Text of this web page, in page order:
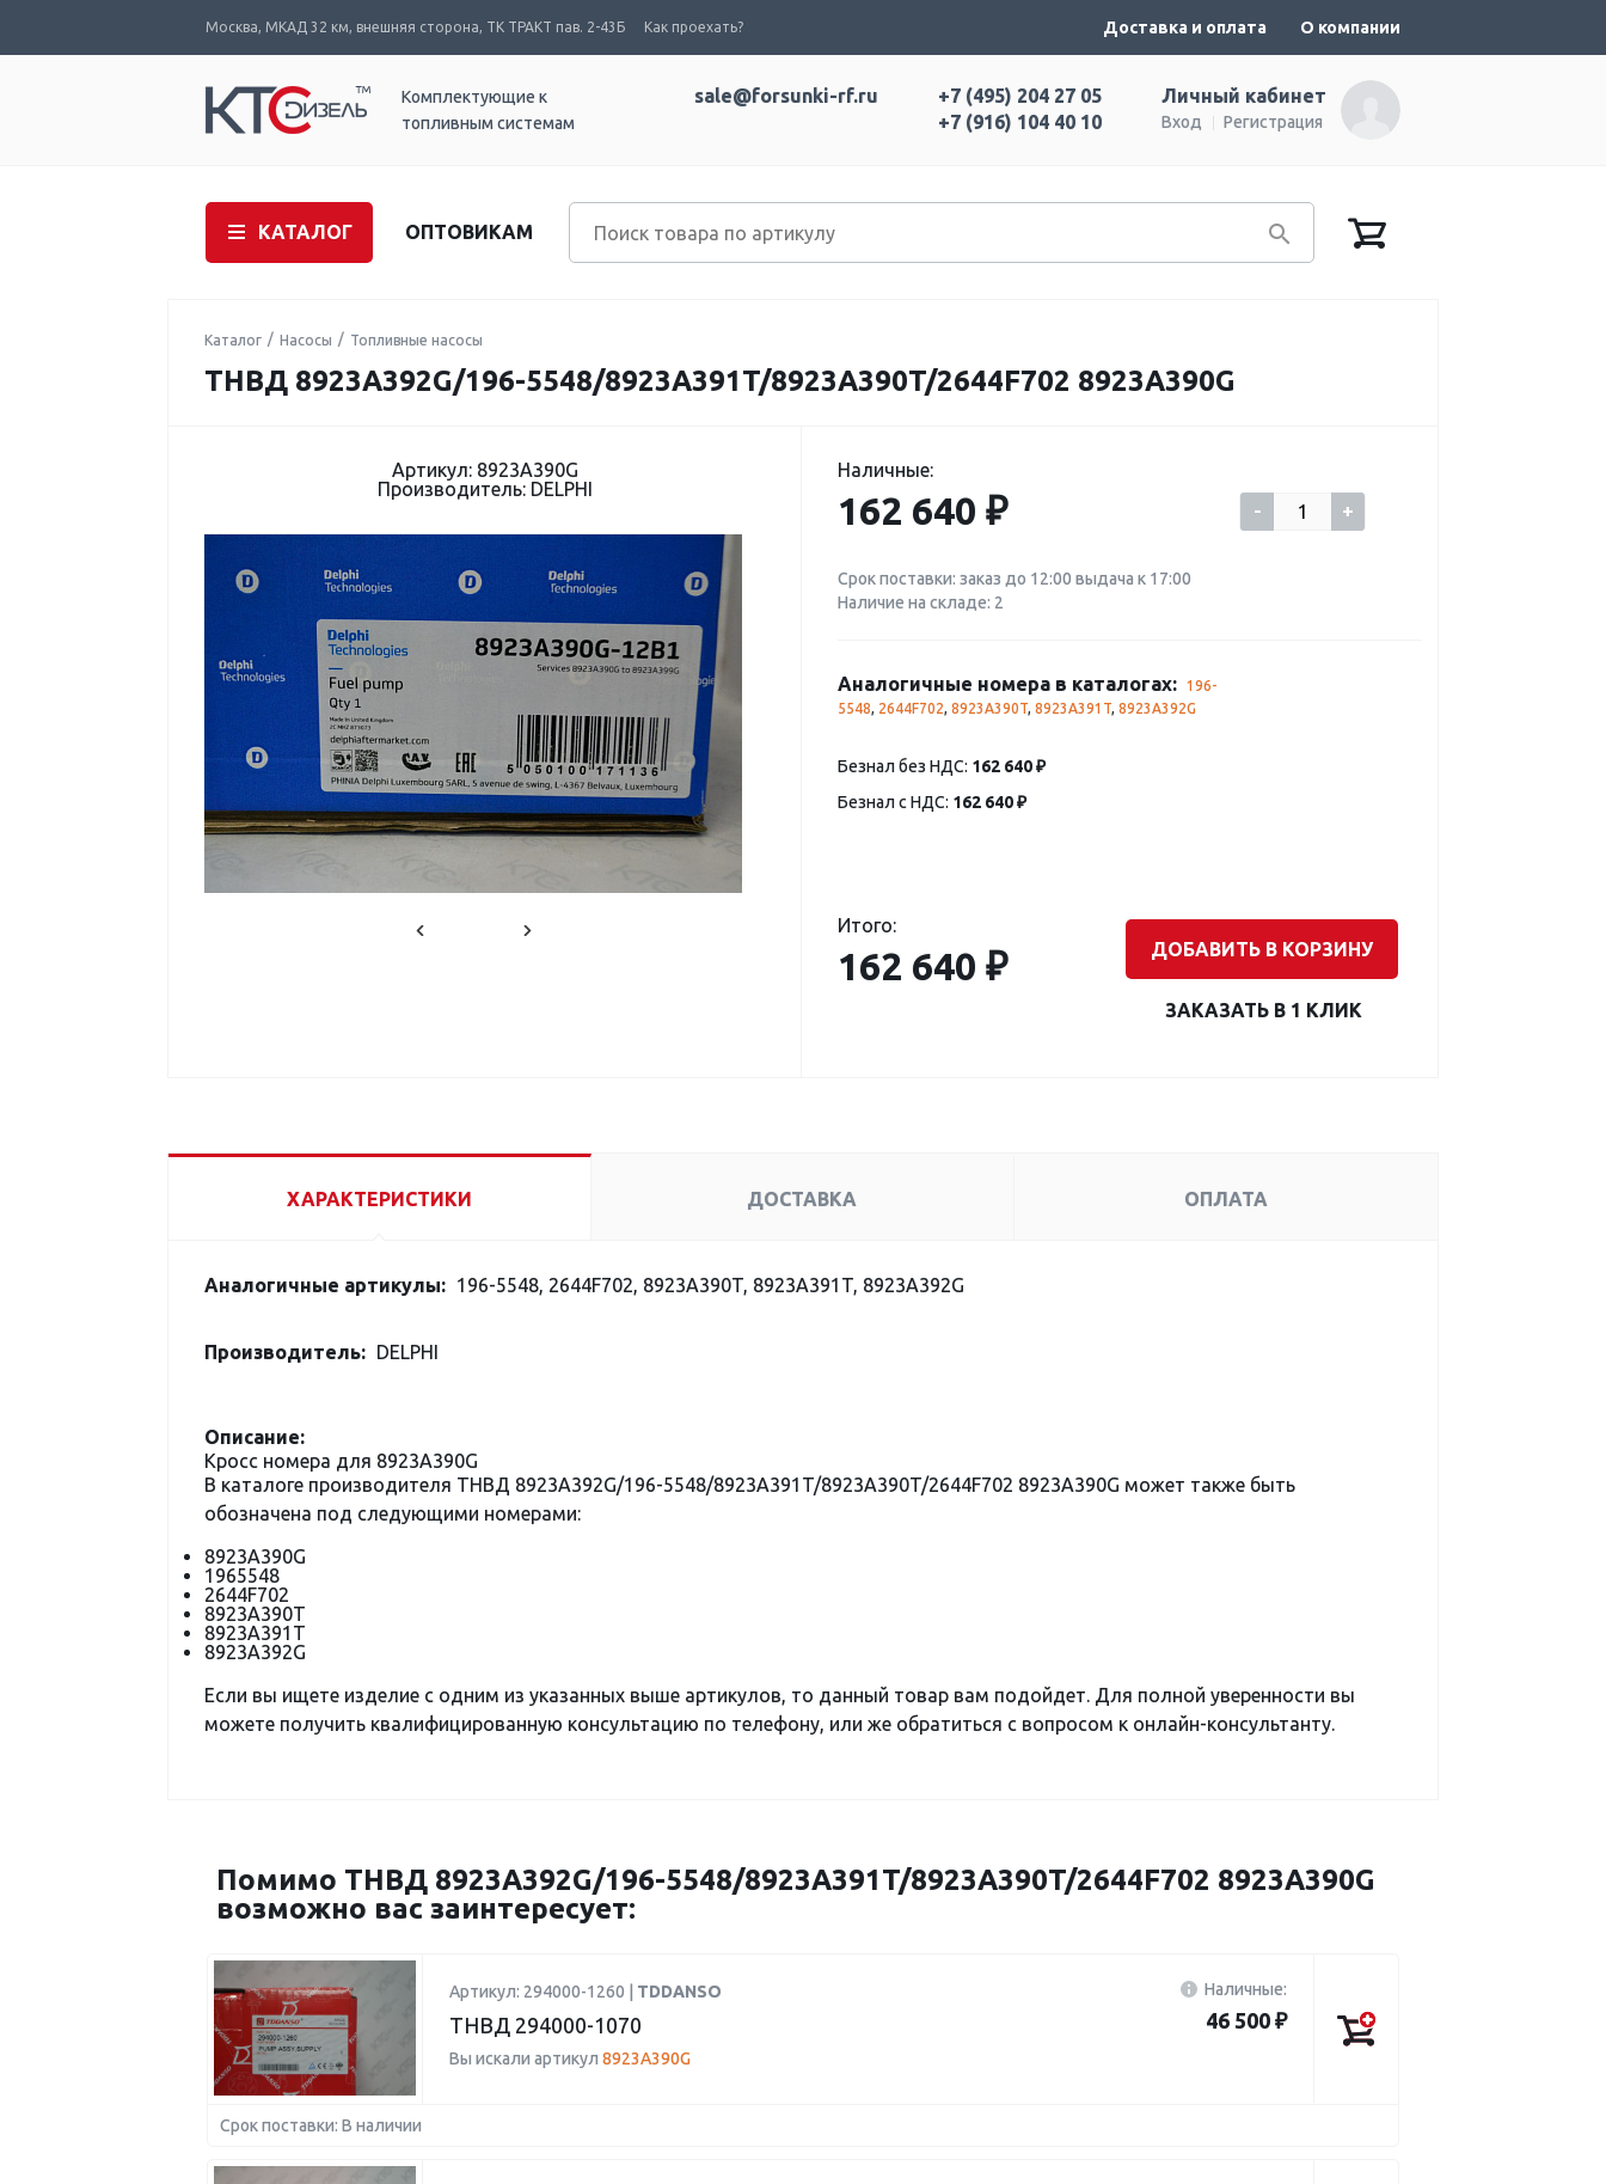
Москва, МКАД 32 км, внешняя сторона, ТК ТРАКТ пав. 2-43Б Как проехать? Доставка и оплата О компании
Комплектующие к
топливным системам
Личный кабинет
Вход Регистрация
+7 (495) 204 27 05
+7 (916) 104 40 10
sale@forsunki-rf.ru
КАТАЛОГ ОПТОВИКАМ
Каталог Насосы Топливные насосы
ТНВД 8923A392G/196-5548/8923A391T/8923A390T/2644F702 8923A390G
Артикул: 8923A390G
Производитель: DELPHI
Наличные:
162 640 ₽ - +
Срок поставки: заказ до 12:00 выдача к 17:00
Наличие на складе: 2
Аналогичные номера в каталогах:
196-
5548, 2644F702, 8923A390T, 8923A391T, 8923A392G
Безнал без НДС: 162 640 ₽
Безнал с НДС: 162 640 ₽
Итого:
162 640 ₽ ДОБАВИТЬ В КОРЗИНУ
ЗАКАЗАТЬ В 1 КЛИК
ХАРАКТЕРИСТИКИ ДОСТАВКА ОПЛАТА
Аналогичные артикулы: 196-5548, 2644F702, 8923A390T, 8923A391T, 8923A392G
Производитель: DELPHI
Описание:
Кросс номера для 8923A390G
В каталоге производителя ТНВД 8923A392G/196-5548/8923A391T/8923A390T/2644F702 8923A390G может также быть
обозначена под следующими номерами:
8923A390G
1965548
2644F702
8923A390T
8923A391T
8923A392G
Если вы ищете изделие с одним из указанных выше артикулов, то данный товар вам подойдет. Для полной уверенности вы
можете получить квалифицированную консультацию по телефону, или же обратиться с вопросом к онлайн-консультанту.
Помимо ТНВД 8923A392G/196-5548/8923A391T/8923A390T/2644F702 8923A390G
возможно вас заинтересует:
Артикул: 294000-1260 | TDDANSO
ТНВД 294000-1070
Вы искали артикул 8923A390G
Наличные:
46 500 ₽
Срок поставки: В наличии